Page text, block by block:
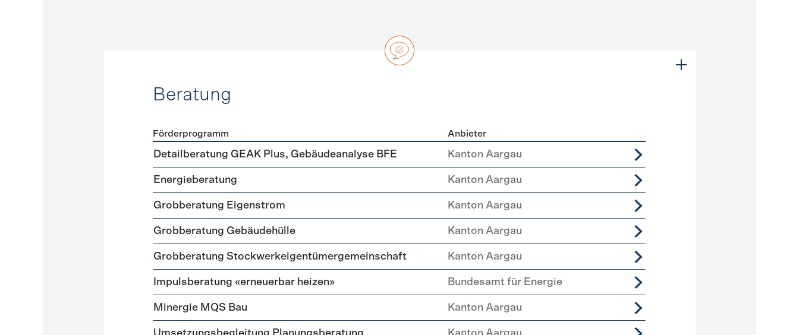
Beratung
Förderprogramme Beratung
Förderprogramm Anbieter
Detailberatung GEAK Plus, Gebäudeanalyse BFE Kanton Aargau
Energieberatung Kanton Aargau
Grobberatung Eigenstrom Kanton Aargau
Grobberatung Gebäudehülle Kanton Aargau
Grobberatung Stockwerkeigentümergemeinschaft Kanton Aargau
Impulsberatung «erneuerbar heizen» Bundesamt für Energie
Minergie MQS Bau Kanton Aargau